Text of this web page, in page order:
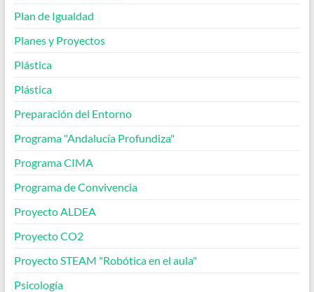
Plan de Igualdad
Planes y Proyectos
Plástica
Plástica
Preparación del Entorno
Programa "Andalucía Profundiza"
Programa CIMA
Programa de Convivencia
Proyecto ALDEA
Proyecto CO2
Proyecto STEAM "Robótica en el aula"
Psicología